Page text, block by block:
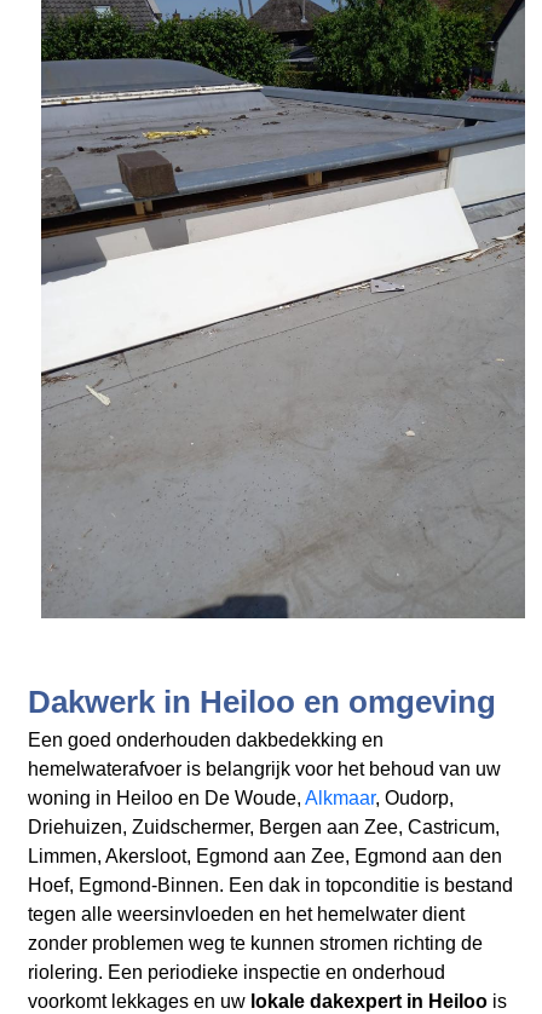
Dakwerk in Heiloo en omgeving
Een goed onderhouden dakbedekking en
hemelwaterafvoer is belangrijk voor het behoud van uw
woning in Heiloo en De Woude, Alkmaar, Oudorp,
Driehuizen, Zuidschermer, Bergen aan Zee, Castricum,
Limmen, Akersloot, Egmond aan Zee, Egmond aan den
Hoef, Egmond-Binnen. Een dak in topconditie is bestand
tegen alle weersinvloeden en het hemelwater dient
zonder problemen weg te kunnen stromen richting de
riolering. Een periodieke inspectie en onderhoud
voorkomt lekkages en uw lokale dakexpert in Heiloois